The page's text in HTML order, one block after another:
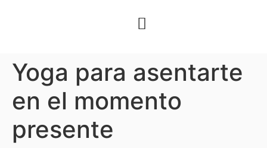
Yoga para asentarte
en el momento
presente